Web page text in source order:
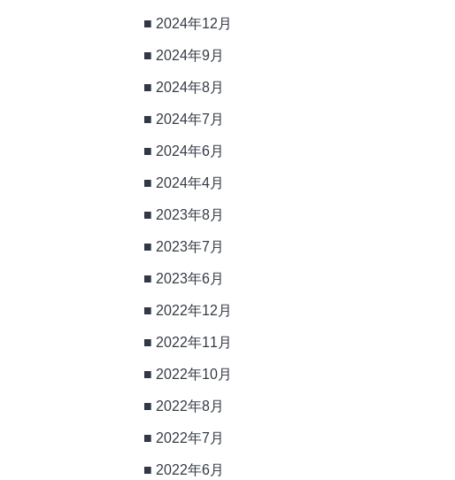
2024年12月
2024年9月
2024年8月
2024年7月
2024年6月
2024年4月
2023年8月
2023年7月
2023年6月
2022年12月
2022年11月
2022年10月
2022年8月
2022年7月
2022年6月